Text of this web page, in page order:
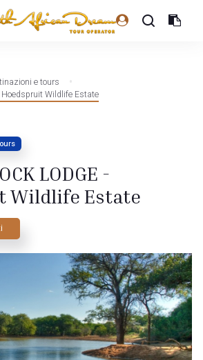
e tours
Hoedspruit Wildlife Estate
LODGE -
Wildlife Estate